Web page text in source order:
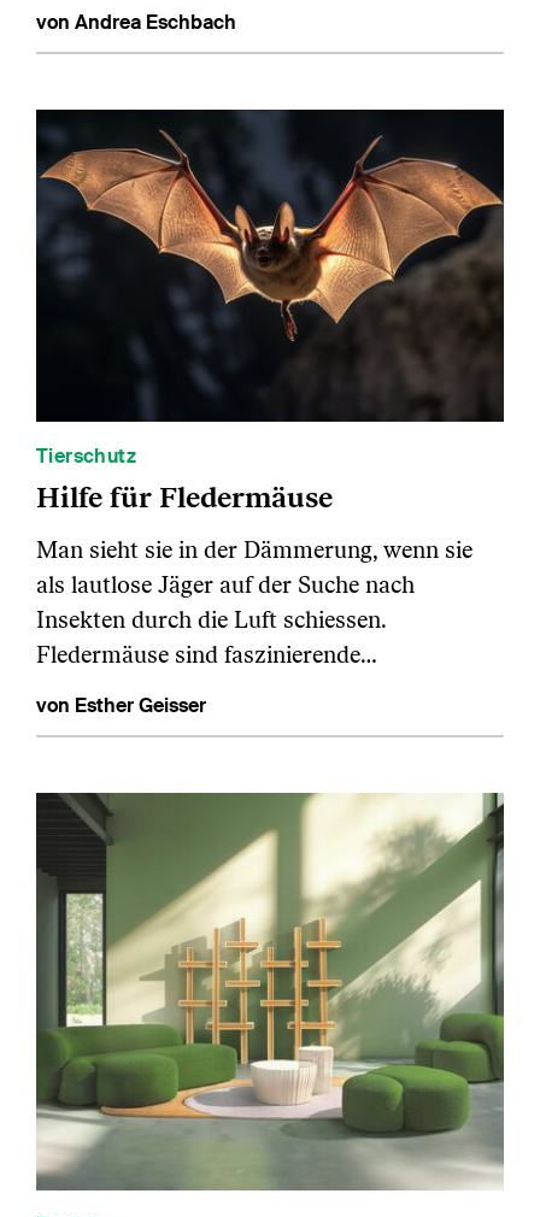
von Andrea Eschbach
Tierschutz
Hilfe für Fledermäuse
Man sieht sie in der Dämmerung, wenn sie
als lautlose Jäger auf der Suche nach
Insekten durch die Luft schiessen.
Fledermäuse sind faszinierende…
von Esther Geisser